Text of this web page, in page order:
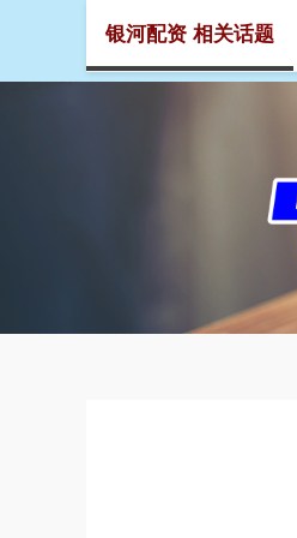
银河配资 相关话题